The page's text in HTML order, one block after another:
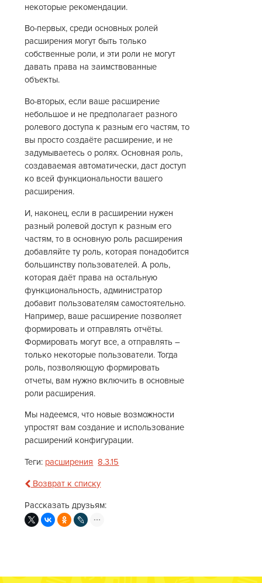
некоторые рекомендации.
Во-первых, среди основных ролей
расширения могут быть только
собственные роли, и эти роли не могут
давать права на заимствованные
объекты.
Во-вторых, если ваше расширение
небольшое и не предполагает разного
ролевого доступа к разным его частям, то
вы просто создаёте расширение, и не
задумываетесь о ролях. Основная роль,
создаваемая автоматически, даст доступ
ко всей функциональности вашего
расширения.
И, наконец, если в расширении нужен
разный ролевой доступ к разным его
частям, то в основную роль расширения
добавляйте ту роль, которая понадобится
большинству пользователей. А роль,
которая даёт права на остальную
функциональность, администратор
добавит пользователям самостоятельно.
Например, ваше расширение позволяет
формировать и отправлять отчёты.
Формировать могут все, а отправлять –
только некоторые пользователи. Тогда
роль, позволяющую формировать
отчеты, вам нужно включить в основные
роли расширения.
Мы надеемся, что новые возможности
упростят вам создание и использование
расширений конфигурации.
Теги: расширения 8.3.15
Возврат к списку
Рассказать друзьям: